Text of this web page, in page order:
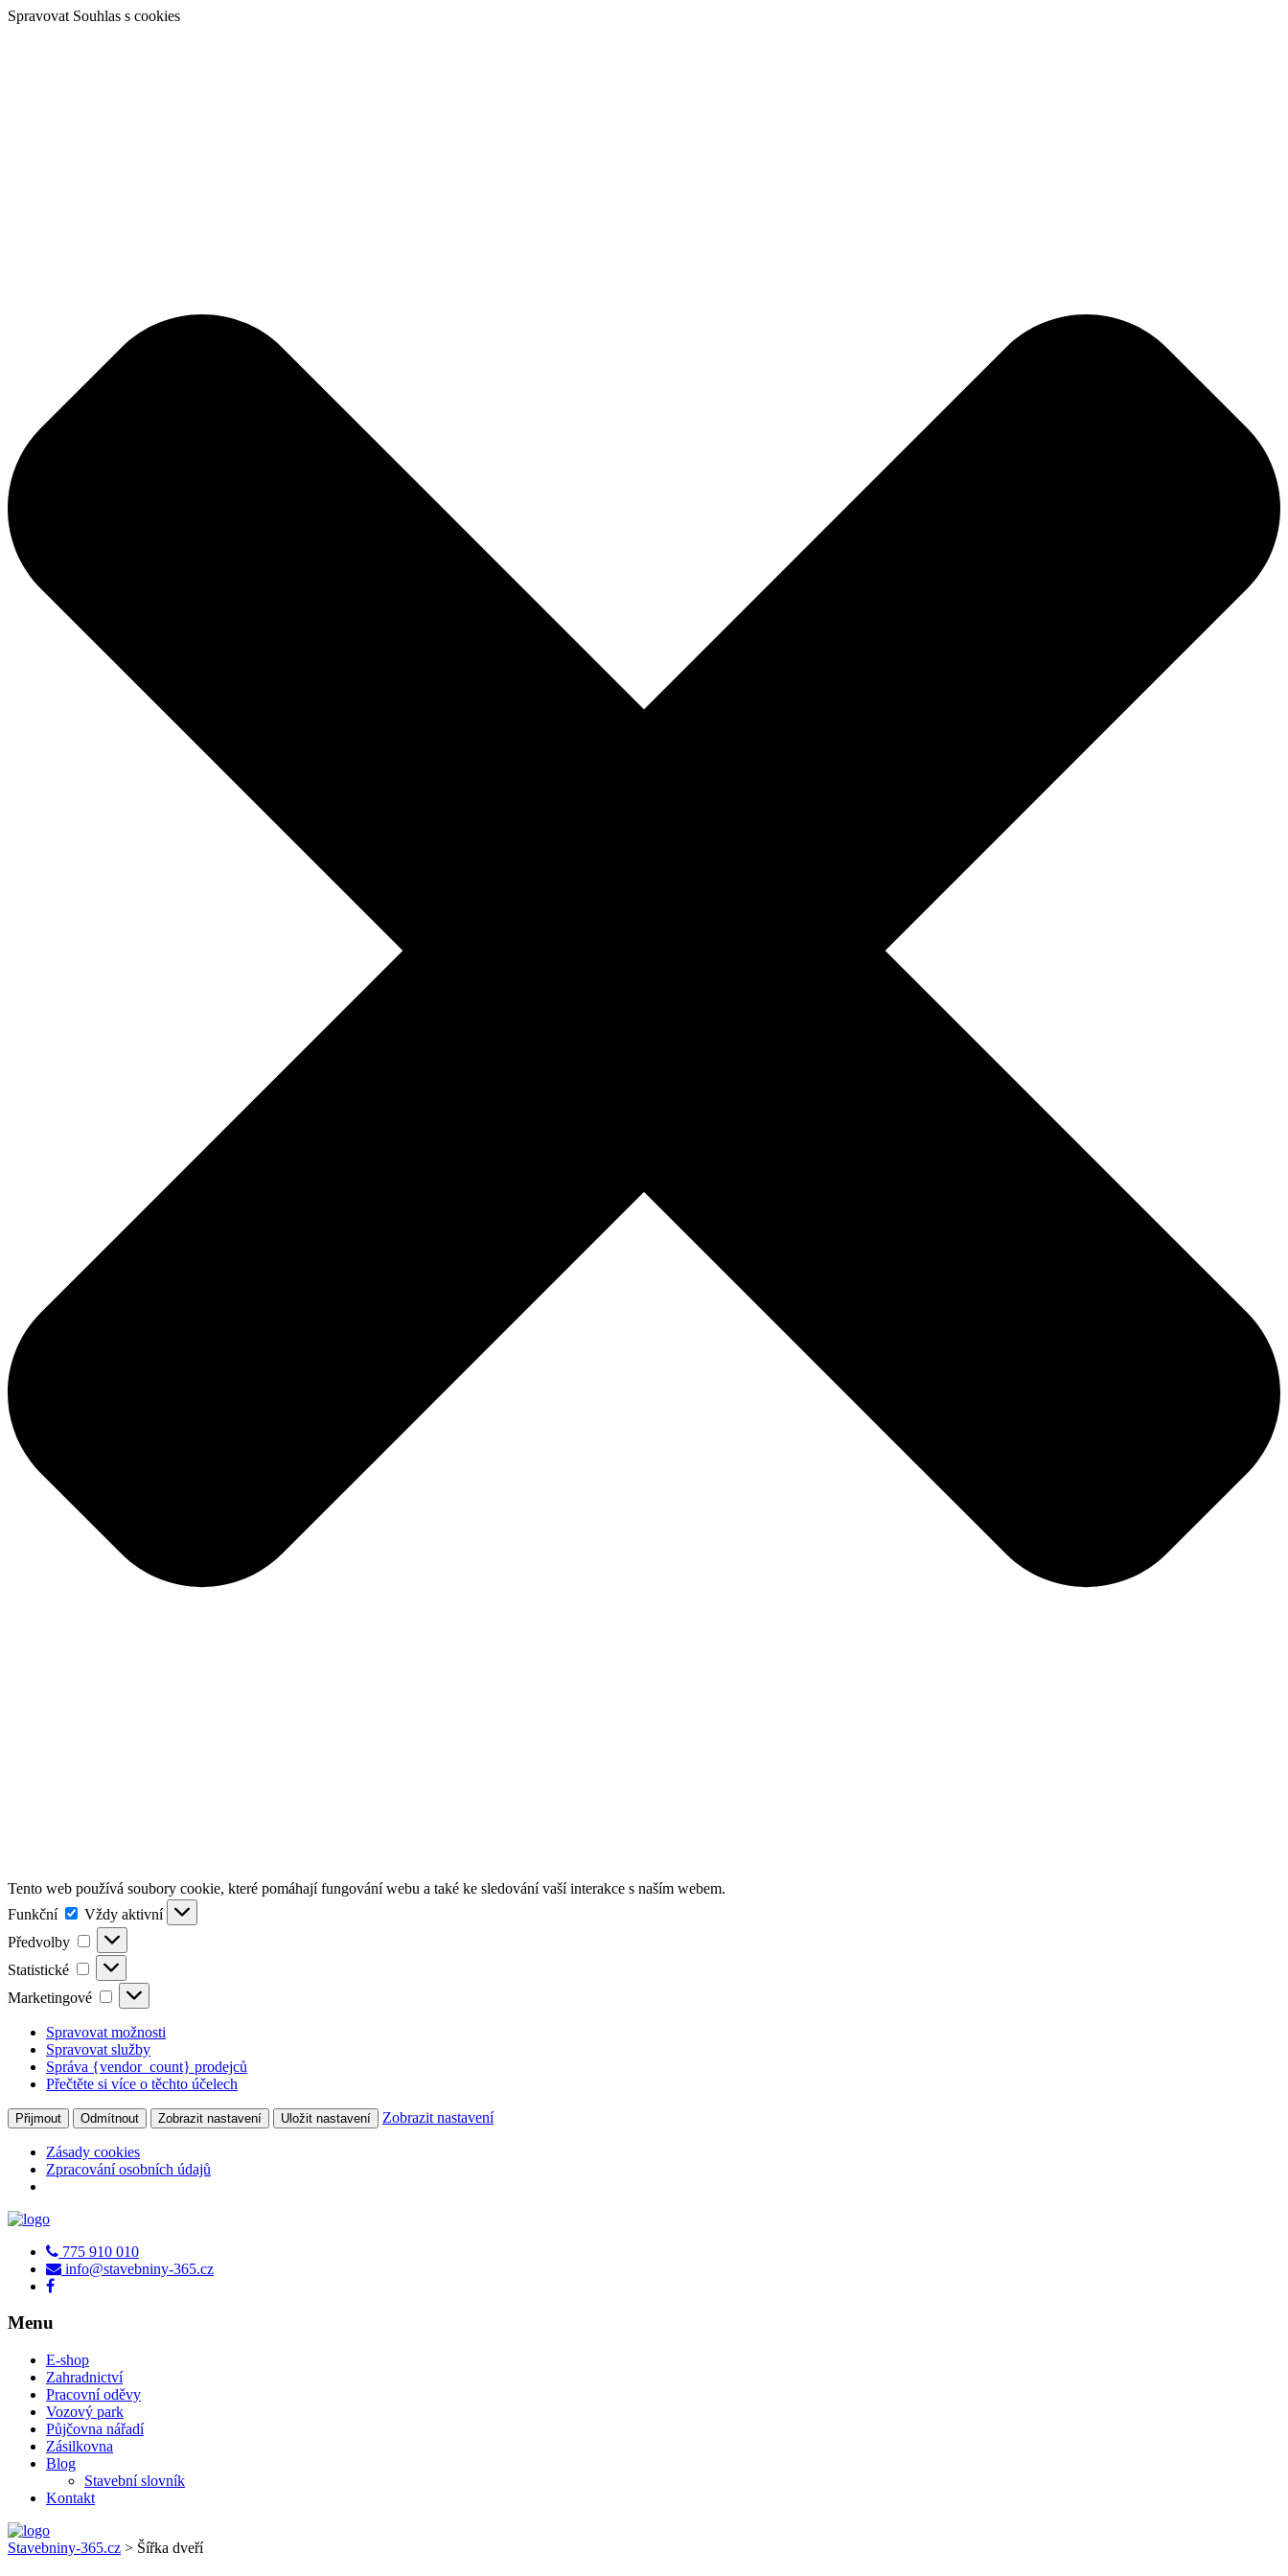
Spravovat Souhlas s cookies
Tento web používá soubory cookie, které pomáhají fungování webu a také ke sledování vaší interakce s naším webem.
Funkční
Funkční
Vždy aktivní
Předvolby
Předvolby
Statistické
Statistické
Marketingové
Marketingové
Spravovat možnosti
Spravovat služby
Správa {vendor_count} prodejců
Přečtěte si více o těchto účelech
Přijmout Odmítnout Zobrazit nastavení Uložit nastavení Zobrazit nastavení
Zásady cookies
Zpracování osobních údajů
775 910 010
info@stavebniny-365.cz
Menu
E-shop
Zahradnictví
Pracovní oděvy
Vozový park
Půjčovna nářadí
Zásilkovna
Blog
Stavební slovník
Kontakt
Stavebniny-365.cz > Šířka dveří